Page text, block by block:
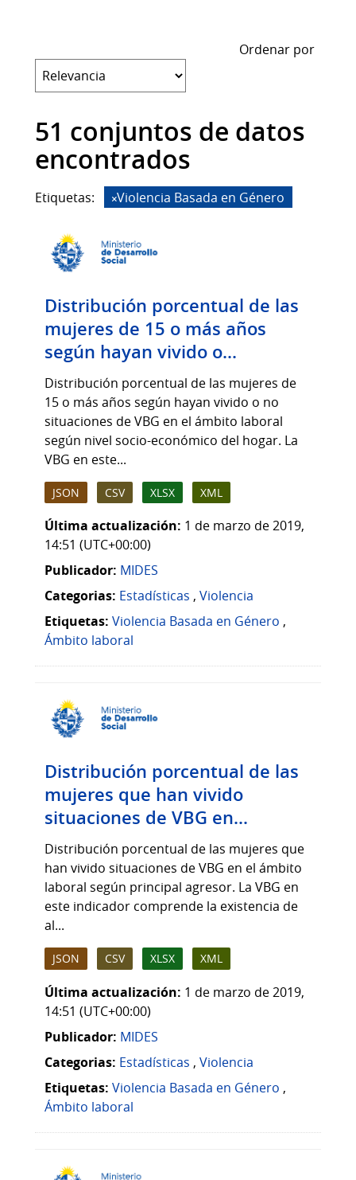
Ordenar por
51 conjuntos de datos
encontrados
Etiquetas: Violencia Basada en Género
Distribución porcentual de las
mujeres de 15 o más años
según hayan vivido o...
Distribución porcentual de las mujeres de
15 o más años según hayan vivido o no
situaciones de VBG en el ámbito laboral
según nivel socio-económico del hogar. La
VBG en este...
JSON CSV XLSX XML
Última actualización: 1 de marzo de 2019,
14:51 (UTC+00:00)
Publicador: MIDES
Categorias: Estadísticas , Violencia
Etiquetas: Violencia Basada en Género ,
Ámbito laboral
Distribución porcentual de las
mujeres que han vivido
situaciones de VBG en...
Distribución porcentual de las mujeres que
han vivido situaciones de VBG en el ámbito
laboral según principal agresor. La VBG en
este indicador comprende la existencia de
al...
JSON CSV XLSX XML
Última actualización: 1 de marzo de 2019,
14:51 (UTC+00:00)
Publicador: MIDES
Categorias: Estadísticas , Violencia
Etiquetas: Violencia Basada en Género ,
Ámbito laboral